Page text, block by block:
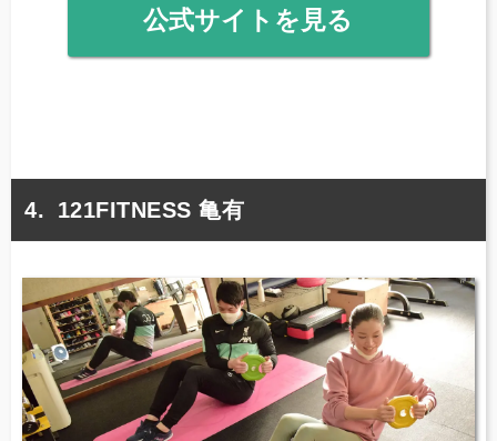
公式サイトを見る
121FITNESS 亀有